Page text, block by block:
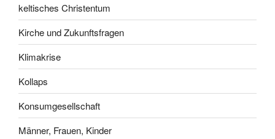
keltisches Christentum
Kirche und Zukunftsfragen
Klimakrise
Kollaps
Konsumgesellschaft
Männer, Frauen, Kinder